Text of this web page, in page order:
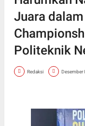
Juara
Politeknik
Redaksi Desember